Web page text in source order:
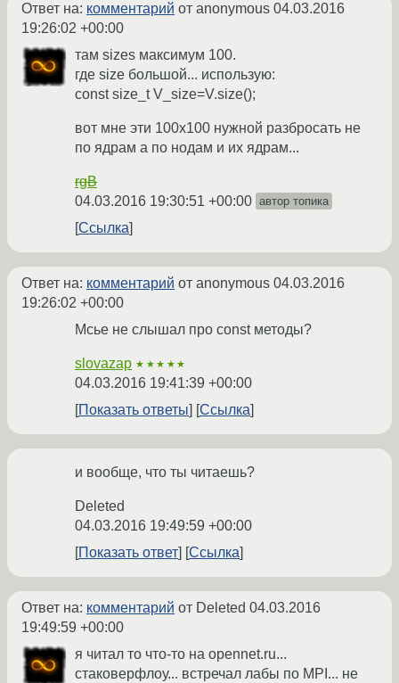
Ответ на: комментарий от anonymous 04.03.2016
19:26:02 +00:00
там sizes максимум 100.
где size большой... использую:
const size_t V_size=V.size();
вот мне эти 100x100 нужной разбросать не
по ядрам а по нодам и их ядрам...
rgB
04.03.2016 19:30:51 +00:00 автор топика
Ссылка
Ответ на: комментарий от anonymous 04.03.2016
19:26:02 +00:00
Мсье не слышал про const методы?
slovazap ★★★★★
04.03.2016 19:41:39 +00:00
Показать ответы
Ссылка
и вообще, что ты читаешь?
Deleted
04.03.2016 19:49:59 +00:00
Показать ответ
Ссылка
Ответ на: комментарий от Deleted 04.03.2016
19:49:59 +00:00
я читал то что-то на opennet.ru...
стаковерфлоу... встречал лабы по MPI... не